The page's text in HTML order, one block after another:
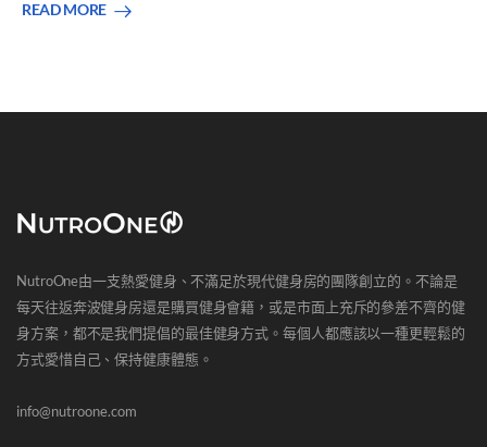
READ MORE
NutroOne由一支熱愛健身、不滿足於現代健身房的團隊創立的。不論是
每天往返奔波健身房還是購買健身會籍，或是市面上充斥的參差不齊的健
身方案，都不是我們提倡的最佳健身方式。每個人都應該以一種更輕鬆的
方式愛惜自己、保持健康體態。
info@nutroone.com